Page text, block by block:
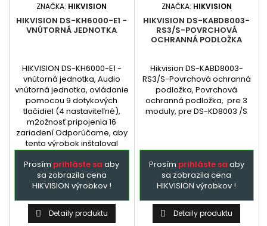
ZNAČKA: HIKVISION
HIKVISION DS-KH6000-E1 -
VNÚTORNÁ JEDNOTKA
HIKVISION DS-KH6000-E1 -
vnútorná jednotka, Audio
vnútorná jednotka, ovládanie
pomocou 9 dotykových
tlačidiel (4 nastaviteľné),
m2ožnosť pripojenia 16
zariadení Odporúčame, aby
tento výrobok inštaloval
kvalifikovaný odborník.
Prosím prihláste sa aby
sa zobrazila cena
HIKVISION výrobkov !
 Detaily produktu
ZNAČKA: HIKVISION
HIKVISION DS-KABD8003-
RS3/S-POVRCHOVÁ
OCHRANNÁ PODLOŽKA
Hikvision DS-KABD8003-
RS3/S-Povrchová ochranná
podložka, Povrchová
ochranná podložka, pre 3
moduly, pre DS-KD8003 /S
Prosím prihláste sa aby
sa zobrazila cena
HIKVISION výrobkov !
 Detaily produktu